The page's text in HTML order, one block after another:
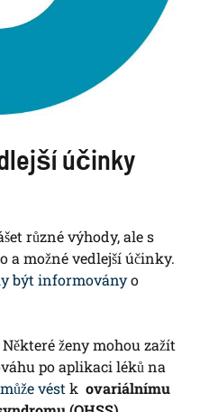
účinky
různé výhody, ale s
⁣a⁢ možné‌ vedlejší účinky.
být informoványo
Některé ženy mohou​ zažít
po aplikaci léků na
‍véstk ​ ovariálnímu